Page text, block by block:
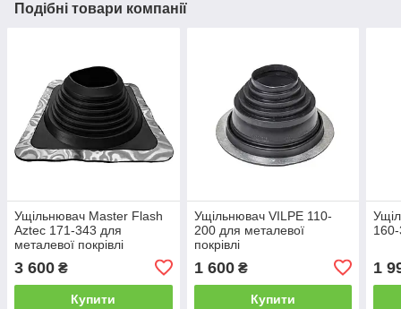
Подібні товари компанії
Ущільнювач Master Flash
Aztec 171-343 для
металевої покрівлі
3 600 ₴
Купити
Ущільнювач VILPE 110-
200 для металевої
покрівлі
1 600₴
Купити
1